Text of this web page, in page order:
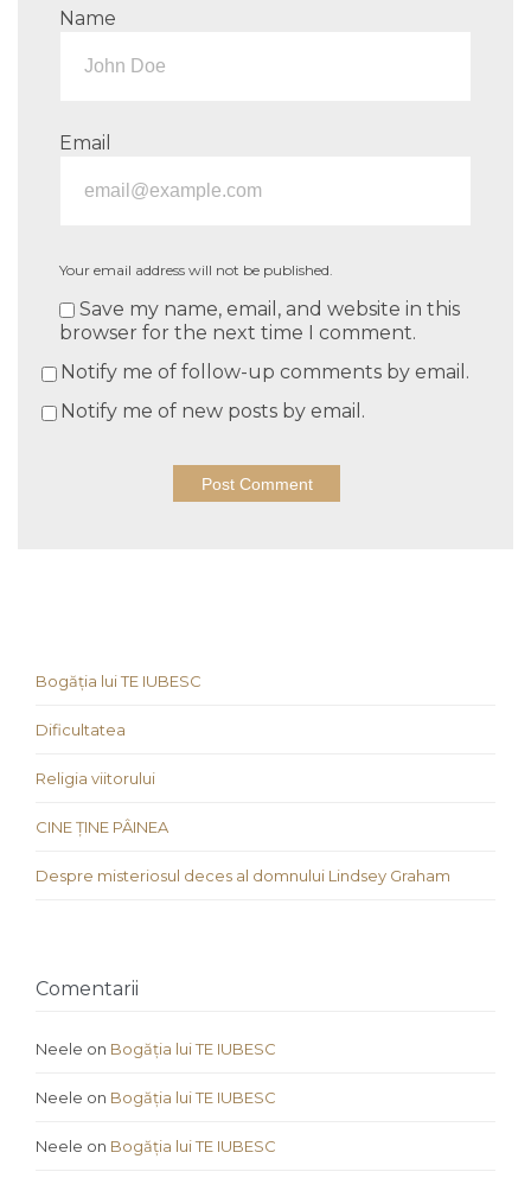
Name
Email
Your email address will not be published.
Save my name, email, and website in this
browser for the next time I comment.
Notify me of follow-up comments by email.
Notify me of new posts by email.
Bogăția lui TE IUBESC
Dificultatea
Religia viitorului
CINE ȚINE PÂINEA
Despre misteriosul deces al domnului Lindsey Graham
Comentarii
Neele on Bogăția lui TE IUBESC
Neele on Bogăția lui TE IUBESC
Neele on Bogăția lui TE IUBESC